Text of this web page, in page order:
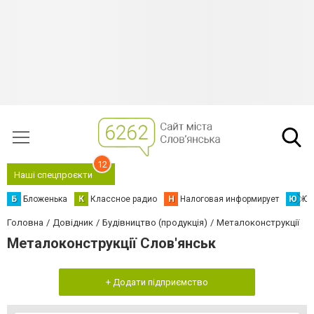
Наші спецпроєкти
12
Б Бложенька К Классное радио Н Налоговая информирует Ю
Головна Довідник Будівництво (продукція) Металоконструкції
Металоконструкції Слов'янськ
+ Додати підприємство